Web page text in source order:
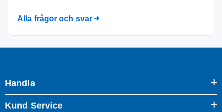
Alla frågor och svar
Handla
Kund Service